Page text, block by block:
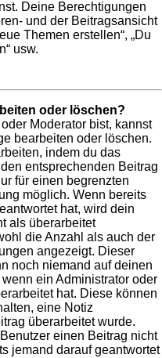
Deine Berechtigungen
und der Beitragsansicht
Themen erstellen“, „Du
usw.
oder löschen?
Moderator bist, kannst
bearbeiten oder löschen.
indem du das
entsprechenden Beitrag
für einen begrenzten
möglich. Wenn bereits
hat, wird dein
als überarbeitet
die Anzahl als auch der
angezeigt. Dieser
noch niemand auf deinen
ein Administrator oder
hat. Diese können
eine Notiz
überarbeitet wurde.
einen Beitrag nicht
jemand darauf geantwortet